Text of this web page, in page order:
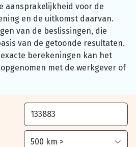
aansprakelijkheid voor de
en de uitkomst daarvan.
van de beslissingen, die
van de getoonde resultaten.
berekeningen kan het
met de werkgever of